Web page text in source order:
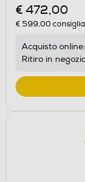
€ 472,00
€ 599,00
Acquisto online:
Ritiro in